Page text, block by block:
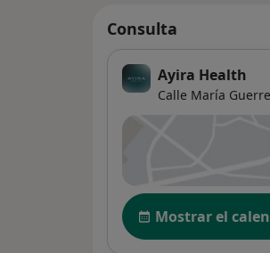
Consulta
Ayira Health
Calle María
Disponibilidad
Mostrar el